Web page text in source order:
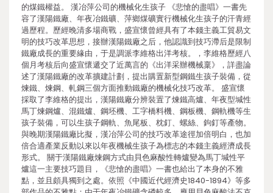
的煤鐵權益。 漢冶萍公司的機械化生孩子 《悲愴的盡唱》一書先
容了漢陽鐵廠、年夜冶鐵礦、萍鄉煤礦實行機械化生孩子的汗青經
過歷程。歷經晚清多場商戰，盛宣懷曾經具有了本錢主義工貿易文
明的技巧改革思想，接辦漢陽鐵廠之后，他認識到技巧滯后是限制
鐵廠成長的重要緣由，于是調派李維格出洋考核。，李維格歷經八
個月考核后向盛宣懷遞交了近萬言的《出洋采辦機械稟》，詳盡論
述了漢陽鐵廠的改革擴建計劃，提出購置新型鋼鐵生孩子裝備，從
煉鐵、煉鋼、軋鋼三個方面推動鐵廠的機械化技巧改革。 盛宣懷
採取了李維格的提出，漢陽鐵廠分辨裝置了煉鐵高爐、年夜型堿性
馬丁煉鋼爐、混鐵爐、鋼坯機、工字橋料機、鋼板機、鋼軌機等生
孩子裝備，可以生孩子鋼軌、魚尾板、枕釘、螺絲、鉤釘等產物。
與晚期漢陽鐵廠比擬，漢冶萍公司的技巧改革途徑加倍明白，也加
倍合適產業反動以來以年夜機械生孩子為標志的本錢主義經濟成長
形式。 關于漢陽鐵廠煉鋼方式由貝色麻酸性轉爐變為馬丁堿性平
爐這一主要技巧題目，《悲愴的盡唱》一書也給出了本身的不雅
點，並且頗具獨到之處。依照《中國近代經濟史1840-1894》等多